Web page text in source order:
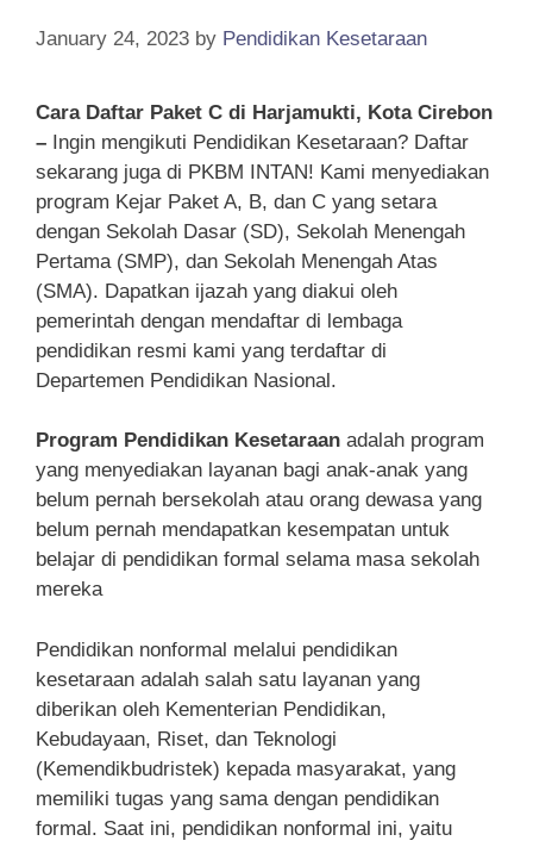
January 24, 2023 by Pendidikan Kesetaraan
Cara Daftar Paket C di Harjamukti, Kota Cirebon
– Ingin mengikuti Pendidikan Kesetaraan? Daftar
sekarang juga di PKBM INTAN! Kami menyediakan
program Kejar Paket A, B, dan C yang setara
dengan Sekolah Dasar (SD), Sekolah Menengah
Pertama (SMP), dan Sekolah Menengah Atas
(SMA). Dapatkan ijazah yang diakui oleh
pemerintah dengan mendaftar di lembaga
pendidikan resmi kami yang terdaftar di
Departemen Pendidikan Nasional.
Program Pendidikan Kesetaraan adalah program
yang menyediakan layanan bagi anak-anak yang
belum pernah bersekolah atau orang dewasa yang
belum pernah mendapatkan kesempatan untuk
belajar di pendidikan formal selama masa sekolah
mereka
Pendidikan nonformal melalui pendidikan
kesetaraan adalah salah satu layanan yang
diberikan oleh Kementerian Pendidikan,
Kebudayaan, Riset, dan Teknologi
(Kemendikbudristek) kepada masyarakat, yang
memiliki tugas yang sama dengan pendidikan
formal. Saat ini, pendidikan nonformal ini, yaitu